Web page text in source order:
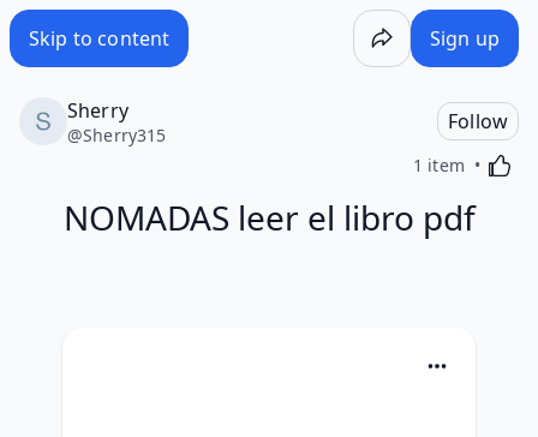
Skip to content Sign up
Sherry
@Sherry315
Follow
1 item
NOMADAS leer el libro pdf